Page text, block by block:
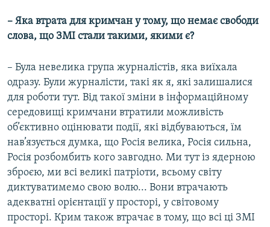
– Яка втрата для кримчан у тому, що немає свободи
слова, що ЗМІ стали такими, якими є?
– Була невелика група журналістів, яка виїхала
одразу. Були журналісти, такі як я, які залишалися
для роботи тут. Від такої зміни в інформаційному
середовищі кримчани втратили можливість
об’єктивно оцінювати події, які відбуваються, їм
нав’язується думка, що Росія велика, Росія сильна,
Росія розбомбить кого завгодно. Ми тут із ядерною
зброєю, ми всі великі патріоти, всьому світу
диктуватимемо свою волю... Вони втрачають
адекватні орієнтації у просторі, у світовому
просторі. Крим також втрачає в тому, що всі ці ЗМІ